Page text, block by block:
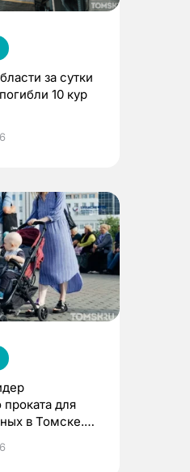
за сутки
10 кур
проката для
в Томске.